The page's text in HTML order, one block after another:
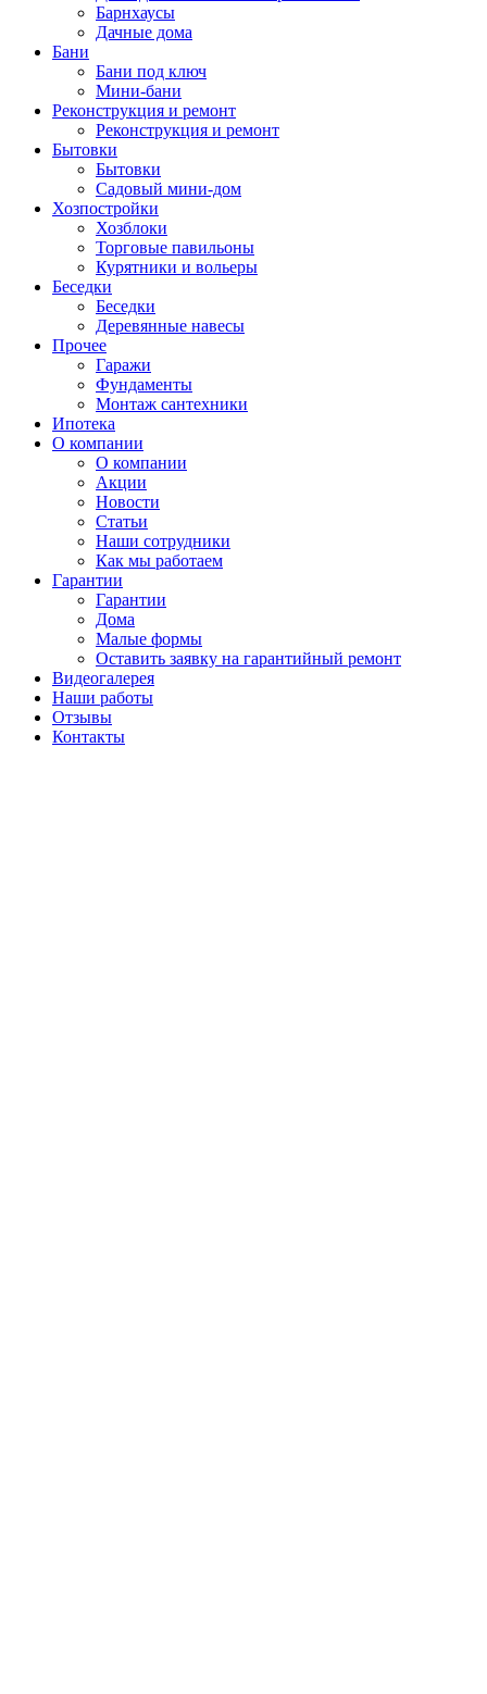
Барнхаусы
Дачные дома
Бани
Бани под ключ
Мини-бани
Реконструкция и ремонт
Реконструкция и ремонт
Бытовки
Бытовки
Садовый мини-дом
Хозпостройки
Хозблоки
Торговые павильоны
Курятники и вольеры
Беседки
Беседки
Деревянные навесы
Прочее
Гаражи
Фундаменты
Монтаж сантехники
Ипотека
О компании
О компании
Акции
Новости
Статьи
Наши сотрудники
Как мы работаем
Гарантии
Гарантии
Дома
Малые формы
Оставить заявку на гарантийный ремонт
Видеогалерея
Наши работы
Отзывы
Контакты